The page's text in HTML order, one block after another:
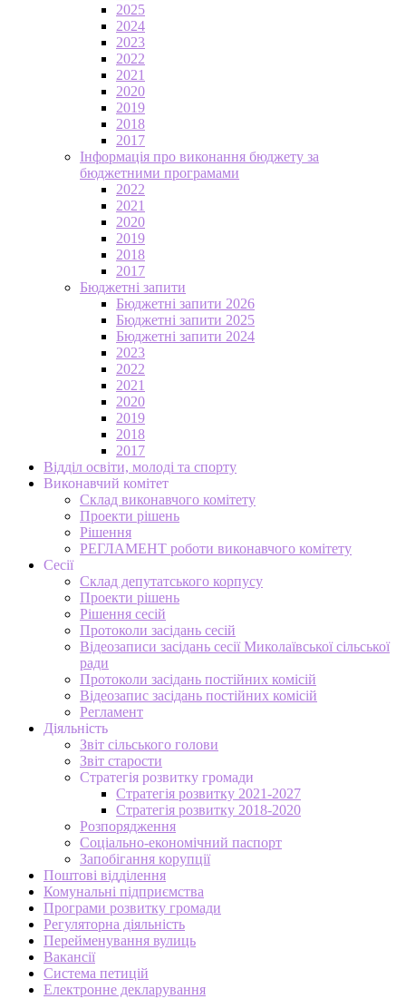
2025
2024
2023
2022
2021
2020
2019
2018
2017
Інформація про виконання бюджету за
бюджетними програмами
2022
2021
2020
2019
2018
2017
Бюджетні запити
Бюджетні запити 2026
Бюджетні запити 2025
Бюджетні запити 2024
2023
2022
2021
2020
2019
2018
2017
Відділ освіти, молоді та спорту
Виконавчий комітет
Склад виконавчого комітету
Проекти рішень
Рішення
РЕГЛАМЕНТ роботи виконавчого комітету
Сесії
Склад депутатського корпусу
Проекти рішень
Рішення сесій
Протоколи засідань сесій
Відеозаписи засідань сесії Миколаївської сільської
ради
Протоколи засідань постійних комісій
Відеозапис засідань постійних комісій
Регламент
Діяльність
Звіт сільського голови
Звіт старости
Стратегія розвитку громади
Стратегія розвитку 2021-2027
Стратегія розвитку 2018-2020
Розпорядження
Соціально-економічний паспорт
Запобігання корупції
Поштові відділення
Комунальні підприємства
Програми розвитку громади
Регуляторна діяльність
Перейменування вулиць
Вакансії
Система петицій
Електронне декларування